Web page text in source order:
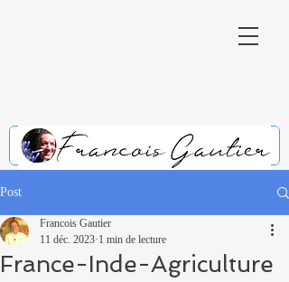
Post
France-Inde-Agriculture
Francois Gautier
11 déc. 2023 1 min de lecture